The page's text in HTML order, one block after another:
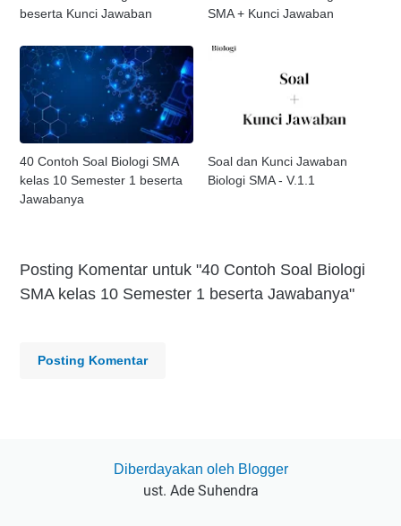
beserta Kunci Jawaban
SMA + Kunci Jawaban
40 Contoh Soal Biologi SMA
kelas 10 Semester 1 beserta
Jawabanya
Soal dan Kunci Jawaban
Biologi SMA - V.1.1
Posting Komentar untuk "40 Contoh Soal Biologi
SMA kelas 10 Semester 1 beserta Jawabanya"
Posting Komentar
Diberdayakan oleh Blogger
ust. Ade Suhendra